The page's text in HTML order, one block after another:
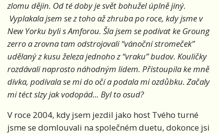
zlomu dějin. Od té doby je svět bohužel úplně jiný.
Vyplakala jsem se z toho až zhruba po roce, kdy jsme v
New Yorku byli s Amforou. Šla jsem se podívat ke Groung
zerro a zrovna tam odstrojovali “vánoční stromeček”
udělaný z kusu železa jednoho z “vraku” budov. Kouličky
rozdávali naprosto náhodným lidem. Přistoupila ke mně
dívka, podívala se mi do očí a podala mi ozdůbku. Začaly
mi téct slzy jak vodopád... Byl to osud?
V roce 2004, kdy jsem jezdil jako host Tvého turné
jsme se domlouvali na společném duetu, dokonce jsi